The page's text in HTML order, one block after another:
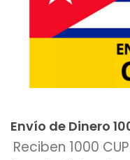
Envío de Dinero
Reciben 1000